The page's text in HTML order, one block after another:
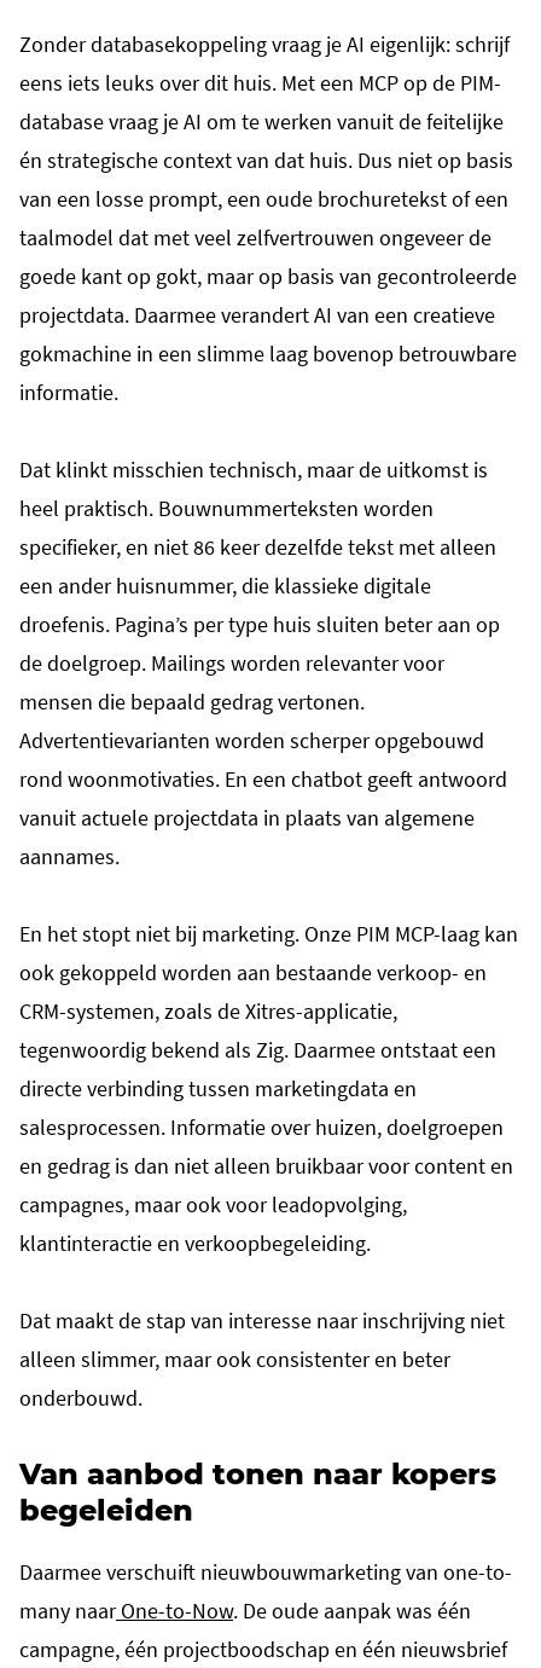
Zonder databasekoppeling vraag je AI eigenlijk: schrijf
eens iets leuks over dit huis. Met een MCP op de PIM-
database vraag je AI om te werken vanuit de feitelijke
én strategische context van dat huis. Dus niet op basis
van een losse prompt, een oude brochuretekst of een
taalmodel dat met veel zelfvertrouwen ongeveer de
goede kant op gokt, maar op basis van gecontroleerde
projectdata. Daarmee verandert AI van een creatieve
gokmachine in een slimme laag bovenop betrouwbare
informatie.
Dat klinkt misschien technisch, maar de uitkomst is
heel praktisch. Bouwnummerteksten worden
specifieker, en niet 86 keer dezelfde tekst met alleen
een ander huisnummer, die klassieke digitale
droefenis. Pagina’s per type huis sluiten beter aan op
de doelgroep. Mailings worden relevanter voor
mensen die bepaald gedrag vertonen.
Advertentievarianten worden scherper opgebouwd
rond woonmotivaties. En een chatbot geeft antwoord
vanuit actuele projectdata in plaats van algemene
aannames.
En het stopt niet bij marketing. Onze PIM MCP-laag kan
ook gekoppeld worden aan bestaande verkoop- en
CRM-systemen, zoals de Xitres-applicatie,
tegenwoordig bekend als Zig. Daarmee ontstaat een
directe verbinding tussen marketingdata en
salesprocessen. Informatie over huizen, doelgroepen
en gedrag is dan niet alleen bruikbaar voor content en
campagnes, maar ook voor leadopvolging,
klantinteractie en verkoopbegeleiding.
Dat maakt de stap van interesse naar inschrijving niet
alleen slimmer, maar ook consistenter en beter
onderbouwd.
Van aanbod tonen naar kopers
begeleiden
Daarmee verschuift nieuwbouwmarketing van one-to-
many naar One-to-Now. De oude aanpak was één
campagne, één projectboodschap en één nieuwsbrief